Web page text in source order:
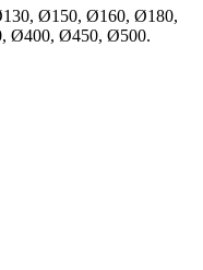
Ø150, Ø160, Ø180,
Ø400, Ø450, Ø500.